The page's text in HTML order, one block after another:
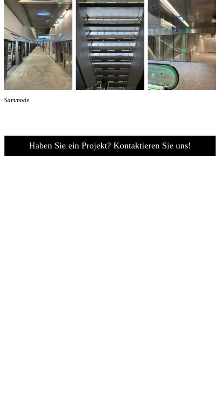
Sammode
Haben Sie ein Projekt? Kontaktieren Sie uns!